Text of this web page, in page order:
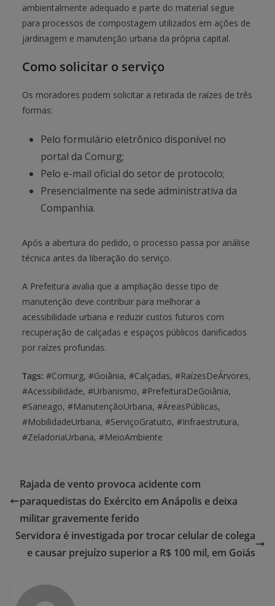
ambientalmente adequado e parte do material segue
para processos de compostagem utilizados em ações de
jardinagem e manutenção urbana da própria capital.
Como solicitar o serviço
Os moradores podem solicitar a retirada de raízes de três
formas:
Pelo formulário eletrônico disponível no
portal da Comurg;
Pelo e-mail oficial do setor de protocolo;
Presencialmente na sede administrativa da
Companhia.
Após a abertura do pedido, o processo passa por análise
técnica antes da liberação do serviço.
A Prefeitura avalia que a ampliação desse tipo de
manutenção deve contribuir para melhorar a
acessibilidade urbana e reduzir custos futuros com
recuperação de calçadas e espaços públicos danificados
por raízes profundas.
Tags: #Comurg, #Goiânia, #Calçadas, #RaízesDeÁrvores,
#Acessibilidade, #Urbanismo, #PrefeituraDeGoiânia,
#Saneago, #ManutençãoUrbana, #ÁreasPúblicas,
#MobilidadeUrbana, #ServiçoGratuito, #Infraestrutura,
#ZeladoriaUrbana, #MeioAmbiente
Rajada de vento provoca acidente com
paraquedistas do Exército em Anápolis e deixa
militar gravemente ferido
Servidora é investigada por trocar celular de colega
e causar prejuízo superior a R$ 100 mil, em Goiás